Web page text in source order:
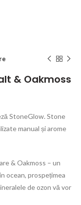
& Oakmoss
StoneGlow. Stone
manual și arome
& Oakmoss – un
ocean, prospețimea
de ozon vă vor